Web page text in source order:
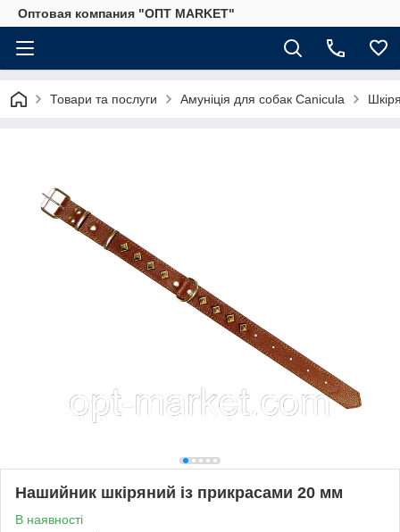
Оптовая компания "ОПТ MARKET"
Товари та послуги Амуніція для собак Canicula
Нашийник шкіряний із прикрасами 20 мм
В наявності